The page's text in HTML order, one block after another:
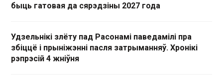
быць гатовая да сярэдзіны 2027 года
Удзельнікі злёту пад Расонамі паведамілі пра
збіццё і прыніжэнні пасля затрыманняў. Хронікі
рэпрэсій 4 жніўня